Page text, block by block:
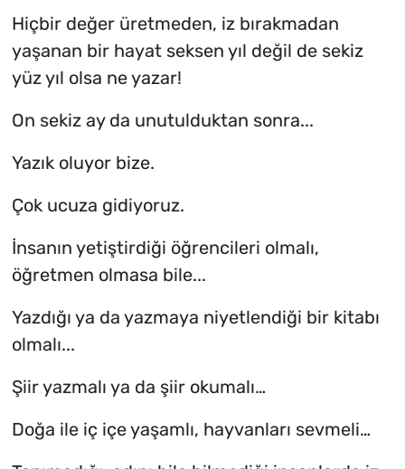
Hiçbir değer üretmeden, iz bırakmadan
yaşanan bir hayat seksen yıl değil de sekiz
yüz yıl olsa ne yazar!
On sekiz ay da unutulduktan sonra...
Yazık oluyor bize.
Çok ucuza gidiyoruz.
İnsanın yetiştirdiği öğrencileri olmalı,
öğretmen olmasa bile...
Yazdığı ya da yazmaya niyetlendiği bir kitabı
olmalı...
Şiir yazmalı ya da şiir okumalı…
Doğa ile iç içe yaşamlı, hayvanları sevmeli…